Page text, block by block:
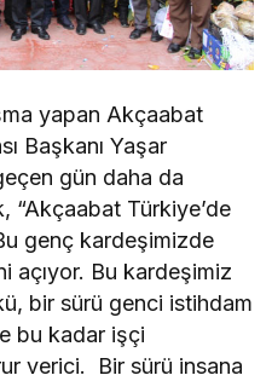
yapan Akçaabat
Başkanı Yaşar
gün daha da
“Akçaabat Türkiye’de
genç kardeşimizde
açıyor. Bu kardeşimiz
bir sürü genci istihdam
bu kadar işçi
verici. Bir sürü insana